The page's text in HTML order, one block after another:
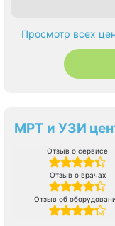
Просмотр всех
МРТ и УЗИ
Отзыв о сервисе
Отзыв о врачах
Отзыв об